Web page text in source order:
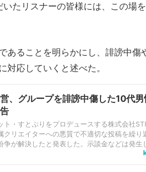
たリスナーの皆様には、この場
あることを明らかにし、誹謗中傷
対応していくと述べた。
、グループを誹謗中傷した10代
ト・すとぷりをプロデュースする株式会社
クリエイターへの悪質で不適切な投稿を繰り
争が解決したと発表した。示談金などは発生
で同社は、該当の人物について「当社所属ク